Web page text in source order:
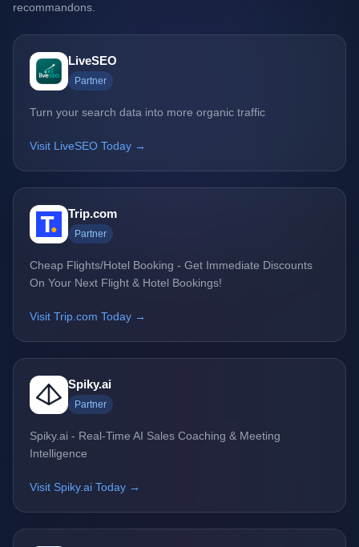
recommandons.
LiveSEO
Partner
Turn your search data into more organic traffic
Visit LiveSEO Today →
Trip.com
Partner
Cheap Flights/Hotel Booking - Get Immediate Discounts
On Your Next Flight & Hotel Bookings!
Visit Trip.com Today →
Spiky.ai
Partner
Spiky.ai - Real-Time AI Sales Coaching & Meeting
Intelligence
Visit Spiky.ai Today →